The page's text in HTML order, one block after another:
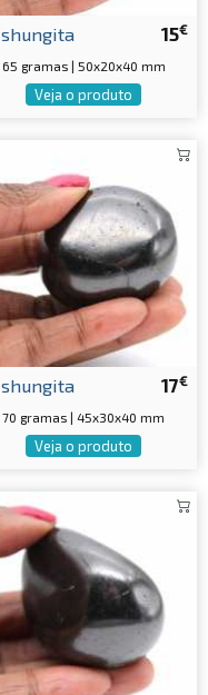
15€
shungita
65 gramas | 50x20x40 mm
Veja o produto
17€
shungita
70 gramas | 45x30x40 mm
Veja o produto